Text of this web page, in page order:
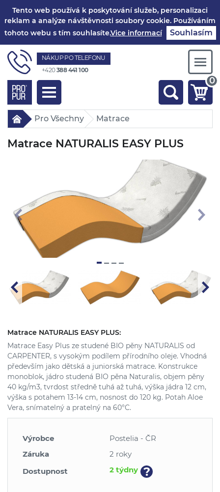
Tento web používá k poskytování služeb, personalizaci
reklam a analýze návštěvnosti soubory cookie. Používáním
tohoto webu s tím souhlasíte.Vice informací Souhlasím
NÁKUP PO TELEFONU
+420388 441 100
Toggle
navigation
0
Pro Všechny Matrace
Matrace NATURALIS EASY PLUS
Matrace NATURALIS EASY PLUS:
Matrace Easy Plus ze studené BIO pěny NATURALIS od
CARPENTER, s vysokým podílem přírodního oleje. Vhodná
především jako dětská a juniorská matrace. Konstrukce
monoblok, jádro studená BIO pěna Naturalis, objem pěny
40 kg/m3, tvrdost středně tuhá až tuhá, výška jádra 12 cm,
výška s potahem 13-14 cm, nosnost do 120 kg. Potah Aloe
Vera, snímatelný a pratelný na 60°C.
Výrobce
Postelia - ČR
Záruka
2 roky
Dostupnost
2 týdny ?